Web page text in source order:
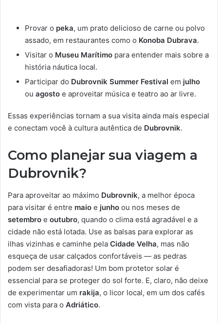
Provar o peka, um prato delicioso de carne ou polvo
assado, em restaurantes como o Konoba Dubrava.
Visitar o Museu Marítimo para entender mais sobre a
história náutica local.
Participar do Dubrovnik Summer Festival em julho
ou agosto e aproveitar música e teatro ao ar livre.
Essas experiências tornam a sua visita ainda mais especial
e conectam você à cultura autêntica de Dubrovnik.
Como planejar sua viagem a
Dubrovnik?
Para aproveitar ao máximo Dubrovnik, a melhor época
para visitar é entre maio e junho ou nos meses de
setembro e outubro, quando o clima está agradável e a
cidade não está lotada. Use as balsas para explorar as
ilhas vizinhas e caminhe pela Cidade Velha, mas não
esqueça de usar calçados confortáveis — as pedras
podem ser desafiadoras! Um bom protetor solar é
essencial para se proteger do sol forte. E, claro, não deixe
de experimentar um rakija, o licor local, em um dos cafés
com vista para o Adriático.